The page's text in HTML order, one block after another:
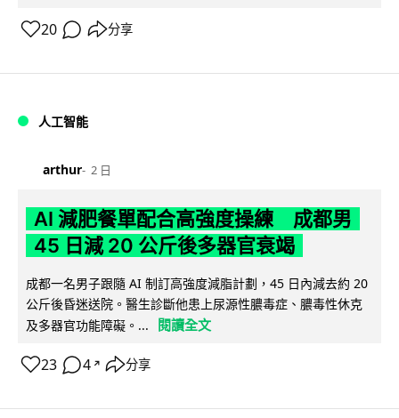
20 分享
人工智能
arthur 2 日
AI 減肥餐單配合高強度操練 成都男
45 日減 20 公斤後多器官衰竭
成都一名男子跟隨 AI 制訂高強度減脂計劃，45 日內減去約 20
公斤後昏迷送院。醫生診斷他患上尿源性膿毒症、膿毒性休克
及多器官功能障礙。...
閱讀全文
23 4 ↗ 分享